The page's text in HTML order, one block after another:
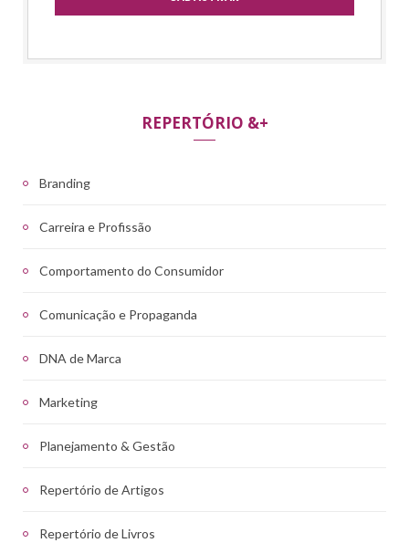
REPERTÓRIO &+
Branding
Carreira e Profissão
Comportamento do Consumidor
Comunicação e Propaganda
DNA de Marca
Marketing
Planejamento & Gestão
Repertório de Artigos
Repertório de Livros